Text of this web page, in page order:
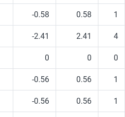
-0.58 0.58 1
-2.41 2.41 4
0 0 0
-0.56 0.56 1
-0.56 0.56 1